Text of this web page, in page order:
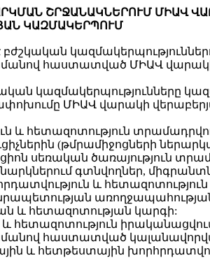
ՇՐՋԱՆԱԿՆԵՐՈՒՄ ՄԻԱՎ
ԿԱԶՄԱԿԵՐՊՈՒՄ
հաստատված ՄԻԱՎ վարակի
կազմակերպությունները
ՄԻԱՎ վարակի
և հետազոտություն
(թմրամիջոցների
սեռական ծառայություն
գտնվողներ,
և
և հետազոտության կարգի:
հետազոտություն
հաստատված
և հետթեստային